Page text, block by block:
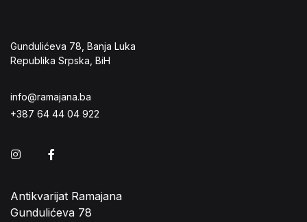
Gundulićeva 78, Banja Luka
Republika Srpska, BiH
info@ramajana.ba
+387 64 44 04 922
Instagram
Antikvarijat Ramajana
Gundulićeva 78